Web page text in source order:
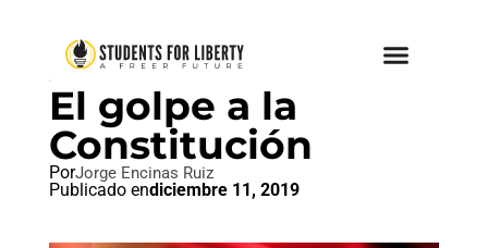
SOCIALISMO
El golpe a la
Constitución
PorJorge Encinas Ruiz
Publicado endiciembre 11, 2019